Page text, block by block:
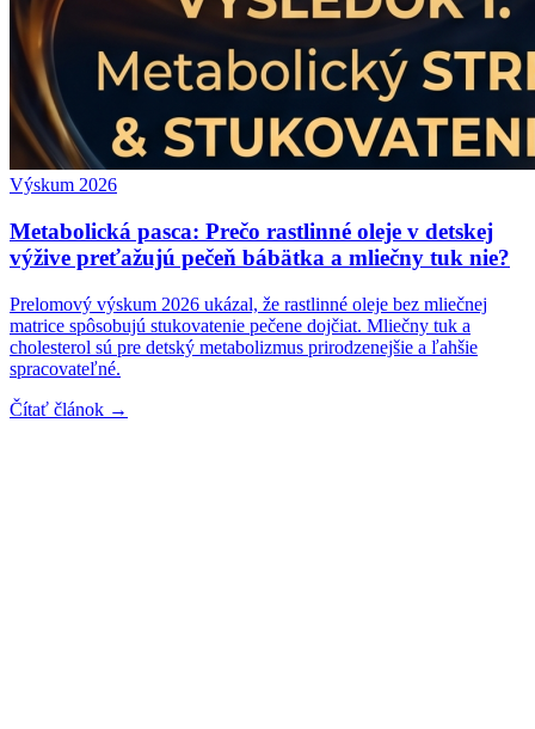
Výskum 2026
Metabolická pasca: Prečo rastlinné oleje v detskej
výžive preťažujú pečeň bábätka a mliečny tuk nie?
Prelomový výskum 2026 ukázal, že rastlinné oleje bez mliečnej
matrice spôsobujú stukovatenie pečene dojčiat. Mliečny tuk a
cholesterol sú pre detský metabolizmus prirodzenejšie a ľahšie
spracovateľné.
Čítať článok →